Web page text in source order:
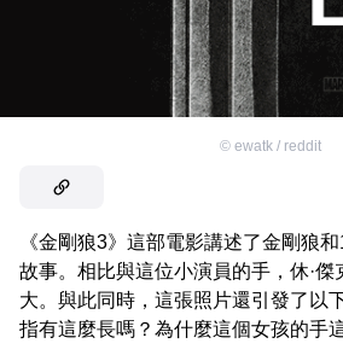
© ewatk / reddit
《金剛狼3》這部電影講述了金剛狼
故事。相比與這位小演員的手，休·傑
大。與此同時，這張照片還引發了以
指有這麼長嗎？為什麼這個女孩的手